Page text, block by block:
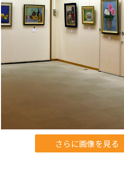
さらに画像を見る